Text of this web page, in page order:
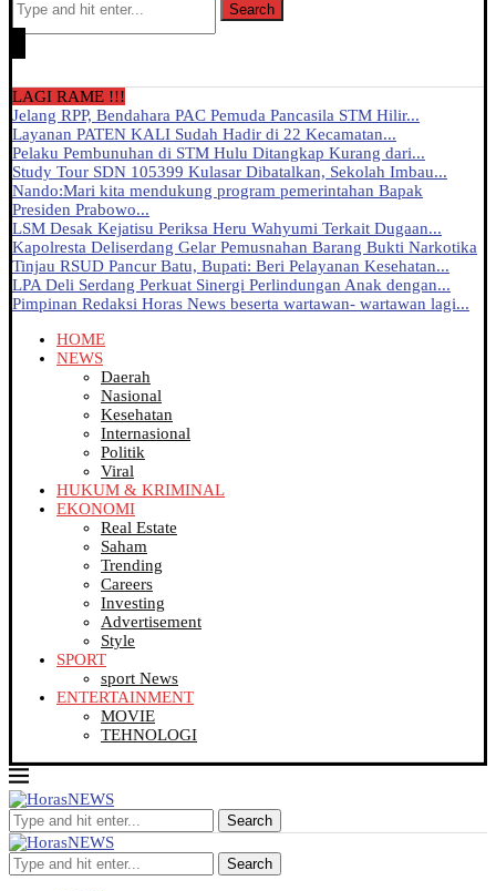
Search
LAGI RAME !!!
Jelang RPP, Bendahara PAC Pemuda Pancasila STM Hilir...
Layanan PATEN KALI Sudah Hadir di 22 Kecamatan...
Pelaku Pembunuhan di STM Hulu Ditangkap Kurang dari...
Study Tour SDN 105399 Kulasar Dibatalkan, Sekolah Imbau...
Nando:Mari kita mendukung program pemerintahan Bapak
Presiden Prabowo...
LSM Desak Kejatisu Periksa Heru Wahyumi Terkait Dugaan...
Kapolresta Deliserdang Gelar Pemusnahan Barang Bukti Narkotika
Tinjau RSUD Pancur Batu, Bupati: Beri Pelayanan Kesehatan...
LPA Deli Serdang Perkuat Sinergi Perlindungan Anak dengan...
Pimpinan Redaksi Horas News beserta wartawan- wartawan lagi...
HOME
NEWS
Daerah
Nasional
Kesehatan
Internasional
Politik
Viral
HUKUM & KRIMINAL
EKONOMI
Real Estate
Saham
Trending
Careers
Investing
Advertisement
Style
SPORT
sport News
ENTERTAINMENT
MOVIE
TEHNOLOGI
Search
Search